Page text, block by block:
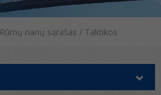
Rūmų narių sąrašas / Taktikos